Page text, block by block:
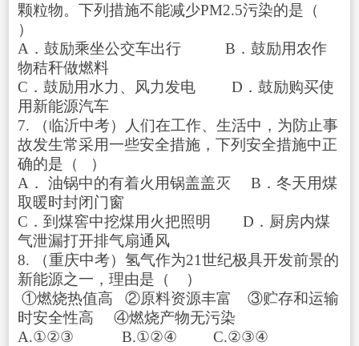
颗粒物。下列措施不能减少PM2.5污染的是（
）
A．鼓励乘坐公交车出行 B．鼓励用农作
物秸秆做燃料
C．鼓励用水力、风力发电 D．鼓励购买使
用新能源汽车
7. （临沂中考）人们在工作、生活中，为防止事
故发生常采用一些安全措施，下列安全措施中正
确的是（ ）
A． 油锅中的有着火用锅盖盖灭 B．冬天用煤
取暖时封闭门窗
C．到煤窖中挖煤用火把照明 D．厨房内煤
气泄漏打开排气扇通风
8. （重庆中考）氢气作为21世纪极具开发前景的
新能源之一，理由是（ ）
①燃烧热值高 ②原料资源丰富 ③贮存和运输
时安全性高 ④燃烧产物无污染
A.①②③ B.①②④ C.②③④